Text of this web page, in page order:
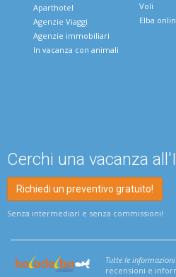
Aparthotel
Agenzie Viaggi
Agenzie immobiliari
In vacanza con animali
Voli
Elba
Cerchi una vacanza
Richiedi un preventivo gratuito!
Senza intermediari e senza commissioni!
Tutte le
recensioni e